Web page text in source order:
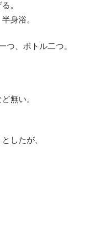
。
身浴。
つ、ボトル二つ。
無い。
したが、